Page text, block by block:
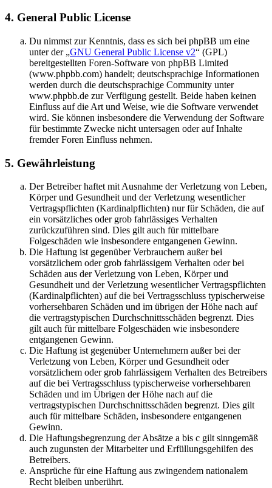
4. General Public License
Du nimmst zur Kenntnis, dass es sich bei phpBB um eine
unter der „GNU General Public License v2“ (GPL)
bereitgestellten Foren-Software von phpBB Limited
(www.phpbb.com) handelt; deutschsprachige Informationen
werden durch die deutschsprachige Community unter
www.phpbb.de zur Verfügung gestellt. Beide haben keinen
Einfluss auf die Art und Weise, wie die Software verwendet
wird. Sie können insbesondere die Verwendung der Software
für bestimmte Zwecke nicht untersagen oder auf Inhalte
fremder Foren Einfluss nehmen.
5. Gewährleistung
Der Betreiber haftet mit Ausnahme der Verletzung von Leben,
Körper und Gesundheit und der Verletzung wesentlicher
Vertragspflichten (Kardinalpflichten) nur für Schäden, die auf
ein vorsätzliches oder grob fahrlässiges Verhalten
zurückzuführen sind. Dies gilt auch für mittelbare
Folgeschäden wie insbesondere entgangenen Gewinn.
Die Haftung ist gegenüber Verbrauchern außer bei
vorsätzlichem oder grob fahrlässigem Verhalten oder bei
Schäden aus der Verletzung von Leben, Körper und
Gesundheit und der Verletzung wesentlicher Vertragspflichten
(Kardinalpflichten) auf die bei Vertragsschluss typischerweise
vorhersehbaren Schäden und im übrigen der Höhe nach auf
die vertragstypischen Durchschnittsschäden begrenzt. Dies
gilt auch für mittelbare Folgeschäden wie insbesondere
entgangenen Gewinn.
Die Haftung ist gegenüber Unternehmern außer bei der
Verletzung von Leben, Körper und Gesundheit oder
vorsätzlichem oder grob fahrlässigem Verhalten des Betreibers
auf die bei Vertragsschluss typischerweise vorhersehbaren
Schäden und im Übrigen der Höhe nach auf die
vertragstypischen Durchschnittsschäden begrenzt. Dies gilt
auch für mittelbare Schäden, insbesondere entgangenen
Gewinn.
Die Haftungsbegrenzung der Absätze a bis c gilt sinngemäß
auch zugunsten der Mitarbeiter und Erfüllungsgehilfen des
Betreibers.
Ansprüche für eine Haftung aus zwingendem nationalem
Recht bleiben unberührt.